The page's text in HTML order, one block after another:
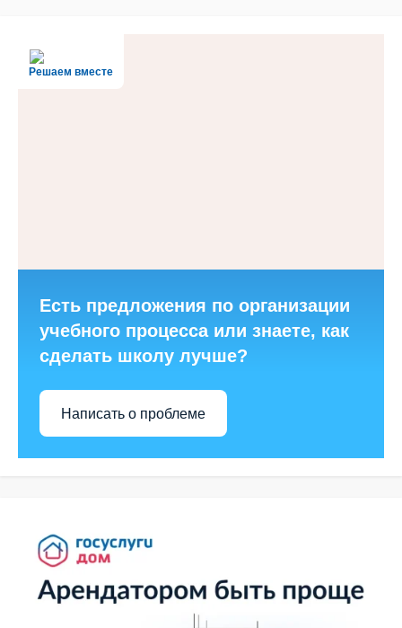
Решаем вместе
Есть предложения по организации
учебного процесса или знаете, как
сделать школу лучше?
Написать о проблеме